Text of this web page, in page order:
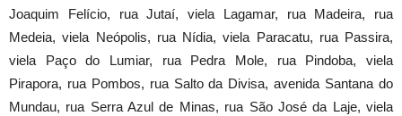
Joaquim Felício, rua Jutaí, viela Lagamar, rua Madeira, rua
Medeia, viela Neópolis, rua Nídia, viela Paracatu, rua Passira,
viela Paço do Lumiar, rua Pedra Mole, rua Pindoba, viela
Pirapora, rua Pombos, rua Salto da Divisa, avenida Santana do
Mundau, rua Serra Azul de Minas, rua São José da Laje, viela